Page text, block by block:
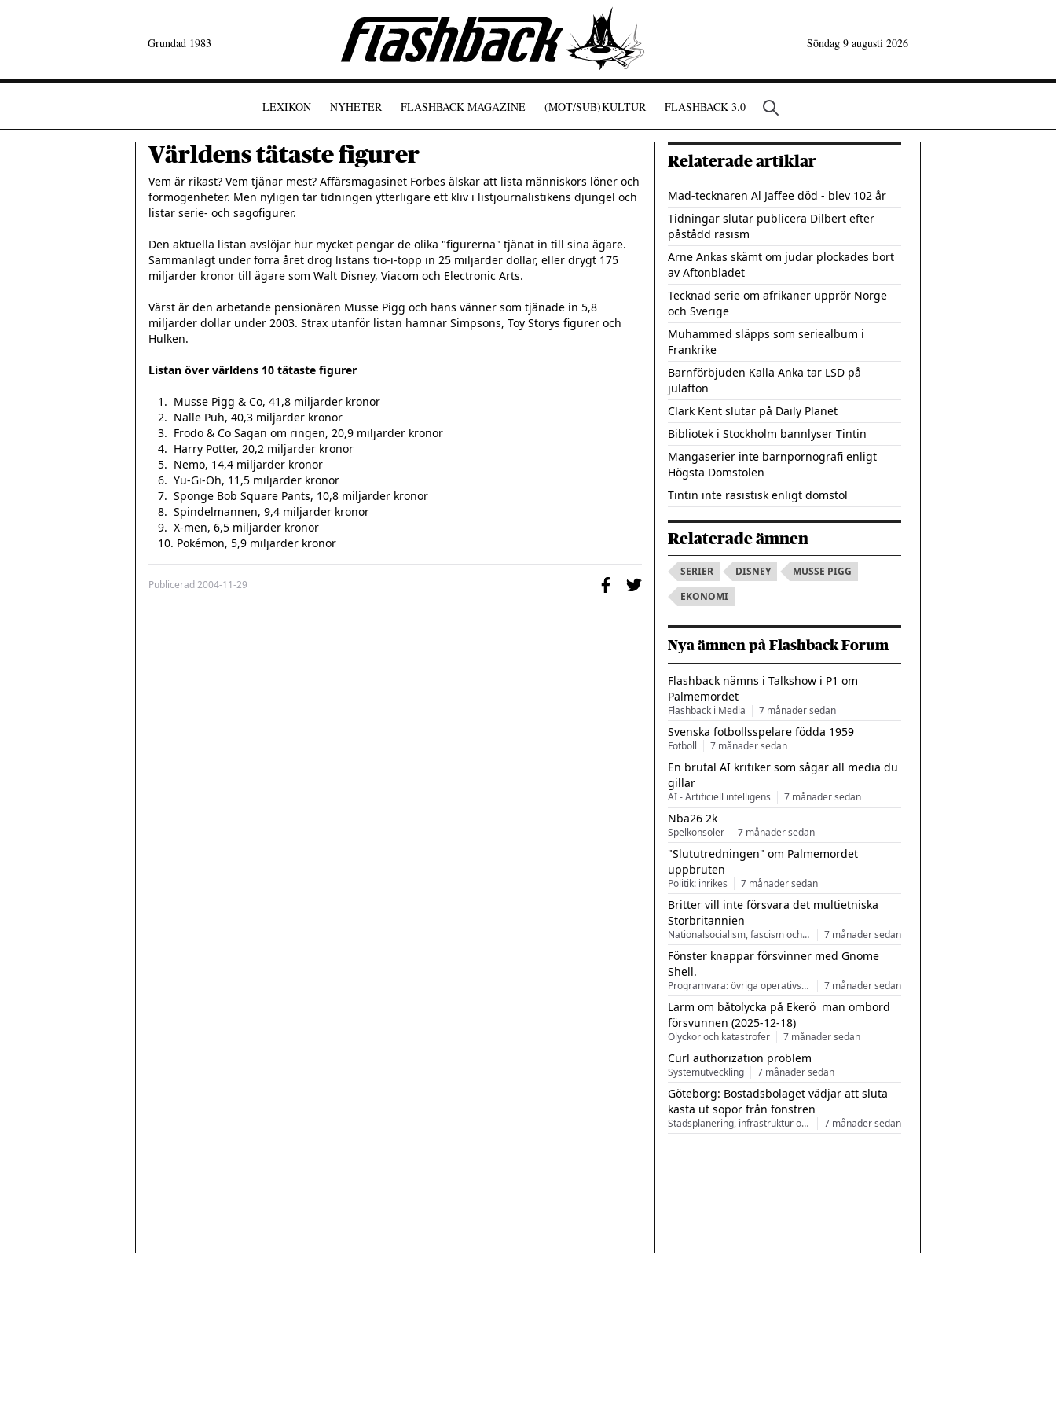
Grundad 1983 Söndag 9 augusti 2026
LEXIKON NYHETER FLASHBACK MAGAZINE (MOT/SUB)KULTUR FLASHBACK 3.0
Världens tätaste figurer
Vem är rikast? Vem tjänar mest? Affärsmagasinet Forbes älskar att lista människors löner och
förmögenheter. Men nyligen tar tidningen ytterligare ett kliv i listjournalistikens djungel och
listar serie- och sagofigurer.
Den aktuella listan avslöjar hur mycket pengar de olika "figurerna" tjänat in till sina ägare.
Sammanlagt under förra året drog listans tio-i-topp in 25 miljarder dollar, eller drygt 175
miljarder kronor till ägare som Walt Disney, Viacom och Electronic Arts.
Värst är den arbetande pensionären Musse Pigg och hans vänner som tjänade in 5,8
miljarder dollar under 2003. Strax utanför listan hamnar Simpsons, Toy Storys figurer och
Hulken.
Listan över världens 10 tätaste figurer
Publicerad2004-11-29
Relaterade artiklar
Mad-tecknaren Al Jaffee död - blev 102 år
Tidningar slutar publicera Dilbert efter
påstådd rasism
Arne Ankas skämt om judar plockades bort
av Aftonbladet
Tecknad serie om afrikaner upprör Norge
och Sverige
Muhammed släpps som seriealbum i
Frankrike
Barnförbjuden Kalla Anka tar LSD på
julafton
Clark Kent slutar på Daily Planet
Bibliotek i Stockholm bannlyser Tintin
Mangaserier inte barnpornografi enligt
Högsta Domstolen
Tintin inte rasistisk enligt domstol
Relaterade ämnen
SERIER DISNEY
MUSSE PIGG
EKONOMI
Nya ämnen på Flashback Forum
Flashback nämns i Talkshow i P1 om
Palmemordet
Flashback i Media 7 månader sedan
Svenska fotbollsspelare födda 1959
Fotboll 7 månader sedan
En brutal AI kritiker som sågar all media du
gillar
AI - Artificiell intelligens 7 månader sedan
Nba26 2k
Spelkonsoler 7 månader sedan
"Slututredningen" om Palmemordet
uppbruten
Politik: inrikes 7 månader sedan
Britter vill inte försvara det multietniska
Storbritannien
Nationalsocialism, fascism och nationalism 7 månader sedan
Fönster knappar försvinner med Gnome
Shell.
Programvara: övriga operativsystem 7 månader sedan
Larm om båtolycka på Ekerö  man ombord
försvunnen (2025-12-18)
Olyckor och katastrofer 7 månader sedan
Curl authorization problem
Systemutveckling 7 månader sedan
Göteborg: Bostadsbolaget vädjar att sluta
kasta ut sopor från fönstren
Stadsplanering, infrastruktur och arkitektur 7 månader sedan